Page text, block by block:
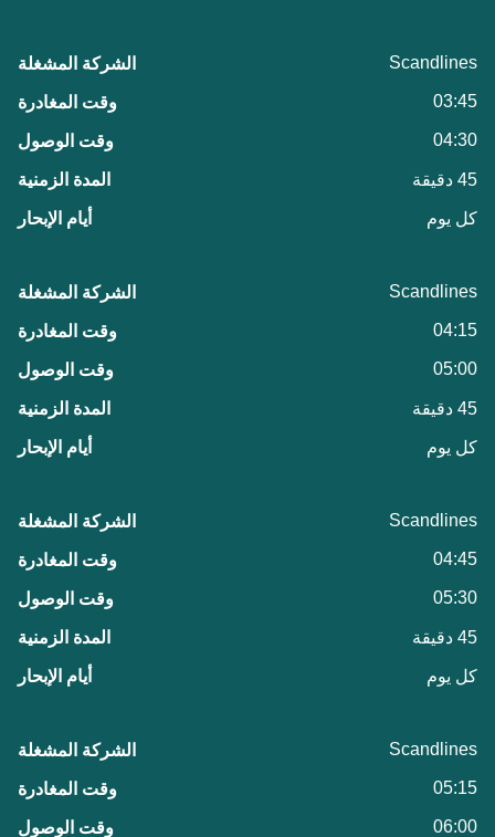
Scandlines
03:45
04:30
45 دقيقة
كل يوم
Scandlines
04:15
05:00
45 دقيقة
كل يوم
Scandlines
04:45
05:30
45 دقيقة
كل يوم
Scandlines
05:15
06:00